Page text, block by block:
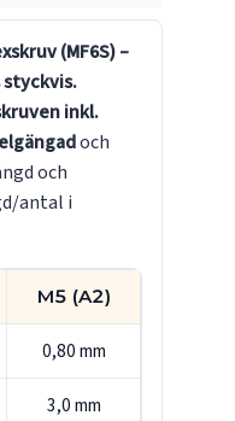
(MF6S) –
styckvis.
inkl.
och
och
antal i
M5 (A2)
0,80 mm
3,0 mm